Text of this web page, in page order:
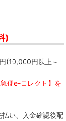
)
(10,000円以上～
便e-コレクト】を
い、入金確認後配